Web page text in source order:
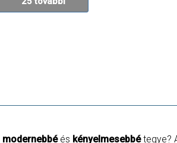
modernebbé és kényelmesebbétegye?